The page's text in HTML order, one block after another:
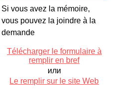
Si vous avez la mémoire,
vous pouvez la joindre à la
demande
Télécharger le formulaire à
remplir en bref
или
Le remplir sur le site Web